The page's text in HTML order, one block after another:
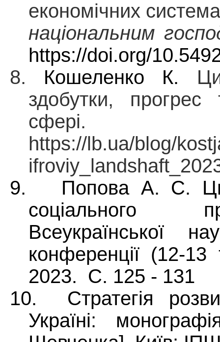
економічних
національним
https://doi.org/
8. Кошеленко К.
здобутки, прогрес
https://lb.ua/blog/
9. Попова А. С.
соціального
Всеукраїнської
конференції (12-
2023. С. 125 - 131
10. Стратегія
Україні: